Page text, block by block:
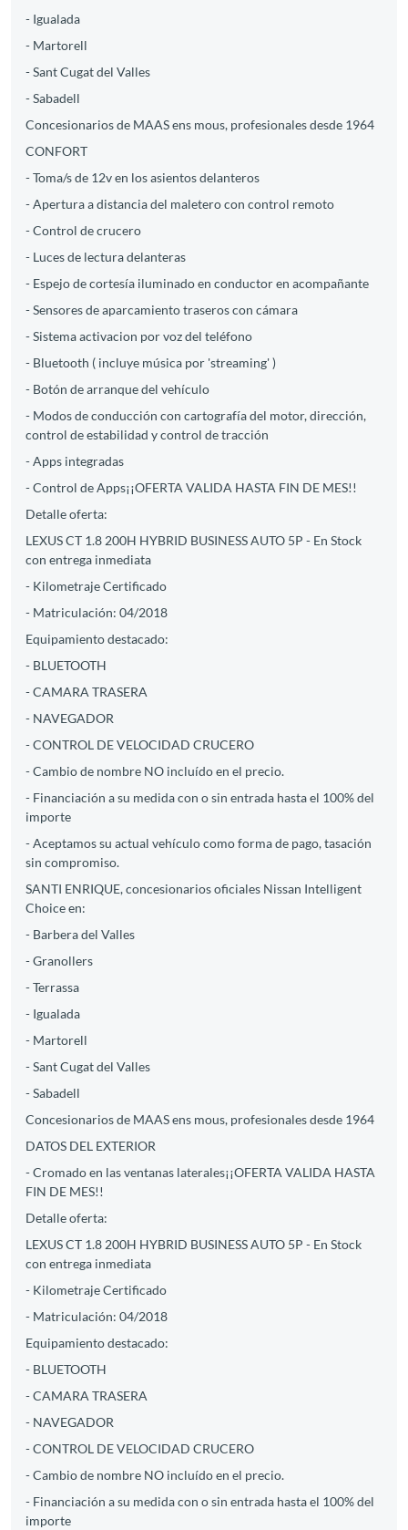
- Igualada
- Martorell
- Sant Cugat del Valles
- Sabadell
Concesionarios de MAAS ens mous, profesionales desde 1964
CONFORT
- Toma/s de 12v en los asientos delanteros
- Apertura a distancia del maletero con control remoto
- Control de crucero
- Luces de lectura delanteras
- Espejo de cortesía iluminado en conductor en acompañante
- Sensores de aparcamiento traseros con cámara
- Sistema activacion por voz del teléfono
- Bluetooth ( incluye música por 'streaming' )
- Botón de arranque del vehículo
- Modos de conducción con cartografía del motor, dirección,
control de estabilidad y control de tracción
- Apps integradas
- Control de Apps¡¡OFERTA VALIDA HASTA FIN DE MES!!
Detalle oferta:
LEXUS CT 1.8 200H HYBRID BUSINESS AUTO 5P - En Stock
con entrega inmediata
- Kilometraje Certificado
- Matriculación: 04/2018
Equipamiento destacado:
- BLUETOOTH
- CAMARA TRASERA
- NAVEGADOR
- CONTROL DE VELOCIDAD CRUCERO
- Cambio de nombre NO incluído en el precio.
- Financiación a su medida con o sin entrada hasta el 100% del
importe
- Aceptamos su actual vehículo como forma de pago, tasación
sin compromiso.
SANTI ENRIQUE, concesionarios oficiales Nissan Intelligent
Choice en:
- Barbera del Valles
- Granollers
- Terrassa
- Igualada
- Martorell
- Sant Cugat del Valles
- Sabadell
Concesionarios de MAAS ens mous, profesionales desde 1964
DATOS DEL EXTERIOR
- Cromado en las ventanas laterales¡¡OFERTA VALIDA HASTA
FIN DE MES!!
Detalle oferta:
LEXUS CT 1.8 200H HYBRID BUSINESS AUTO 5P - En Stock
con entrega inmediata
- Kilometraje Certificado
- Matriculación: 04/2018
Equipamiento destacado:
- BLUETOOTH
- CAMARA TRASERA
- NAVEGADOR
- CONTROL DE VELOCIDAD CRUCERO
- Cambio de nombre NO incluído en el precio.
- Financiación a su medida con o sin entrada hasta el 100% del
importe